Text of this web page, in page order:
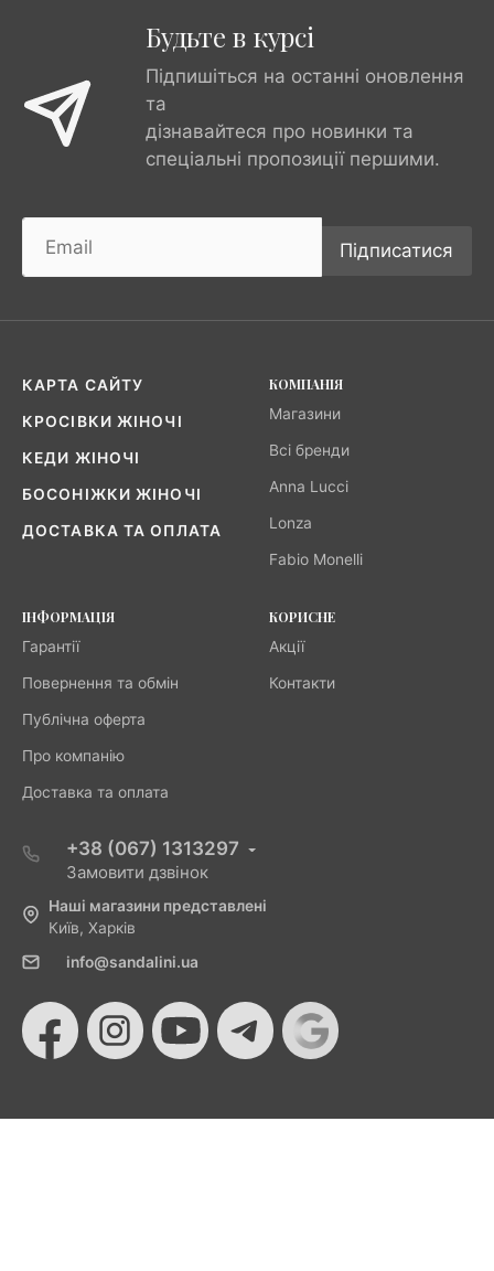
Будьте в курсі
Підпишіться на останні оновлення
та
дізнавайтеся про новинки та
спеціальні пропозиції першими.
Підписатися
КАРТА САЙТУ
КРОСІВКИ ЖІНОЧІ
КЕДИ ЖІНОЧІ
БОСОНІЖКИ ЖІНОЧІ
ДОСТАВКА ТА ОПЛАТА
КОМПАНІЯ
Магазини
Всі бренди
Anna Lucci
Lonza
Fabio Monelli
ІНФОРМАЦІЯ
Гарантії
Повернення та обмін
Публічна оферта
Про компанію
Доставка та оплата
КОРИСНЕ
Акції
Контакти
+38 (067) 1313297
Замовити дзвінок
Наші магазини представлені
Київ, Харків
info@sandalini.ua